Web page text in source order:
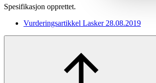
Spesifikasjon opprettet.
Vurderingsartikkel Lasker 28.08.2019